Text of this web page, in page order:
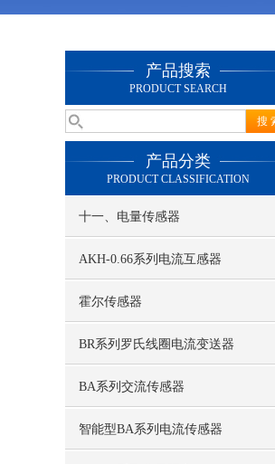
产品搜索
PRODUCT SEARCH
产品分类
PRODUCT CLASSIFICATION
十一、电量传感器
AKH-0.66系列电流互感器
霍尔传感器
BR系列罗氏线圈电流变送器
BA系列交流传感器
智能型BA系列电流传感器